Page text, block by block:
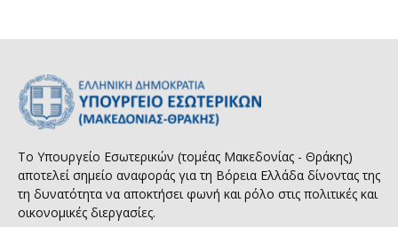
Το Υπουργείο Εσωτερικών (τομέας Μακεδονίας - Θράκης)
αποτελεί σημείο αναφοράς για τη Βόρεια Ελλάδα δίνοντας της
τη δυνατότητα να αποκτήσει φωνή και ρόλο στις πολιτικές και
οικονομικές διεργασίες.